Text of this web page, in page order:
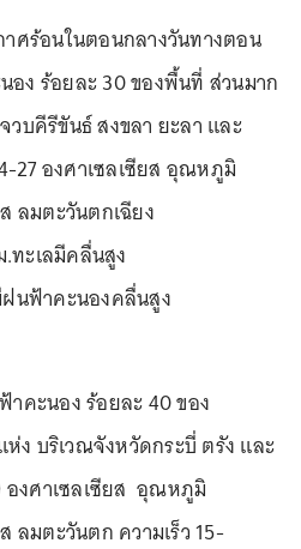
ศร้อนในตอนกลางวันทางตอน
ง ร้อยละ 30 ของพื้นที่ ส่วนมาก
วบคีรีขันธ์ สงขลา ยะลา และ
27 องศาเซลเซียส อุณหภูมิ
ลมตะวันตกเฉียง
ทะเลมีคลื่นสูง
นฟ้าคะนองคลื่นสูง
คะนอง ร้อยละ 40 ของ
บริเวณจังหวัดกระบี่ ตรัง และ
งศาเซลเซียส อุณหภูมิ
ลมตะวันตก ความเร็ว 15-